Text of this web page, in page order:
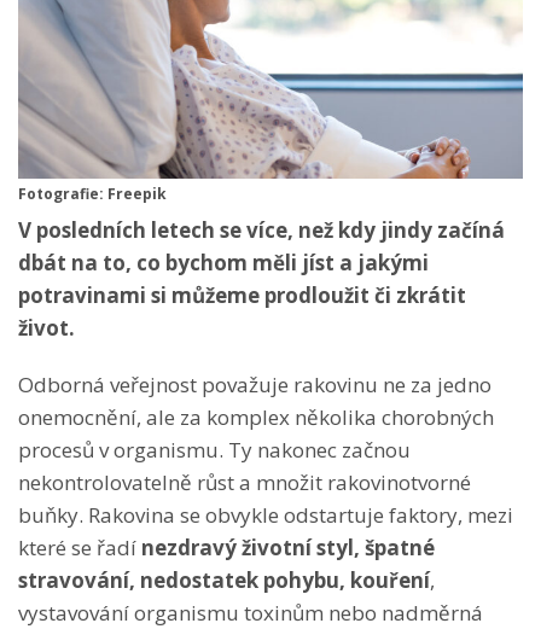
Fotografie: Freepik
V posledních letech se více, než kdy jindy začíná
dbát na to, co bychom měli jíst a jakými
potravinami si můžeme prodloužit či zkrátit
život.
Odborná veřejnost považuje rakovinu ne za jedno
onemocnění, ale za komplex několika chorobných
procesů v organismu. Ty nakonec začnou
nekontrolovatelně růst a množit rakovinotvorné
buňky. Rakovina se obvykle odstartuje faktory, mezi
které se řadí nezdravý životní styl, špatné
stravování, nedostatek pohybu, kouření,
vystavování organismu toxinům nebo nadměrná